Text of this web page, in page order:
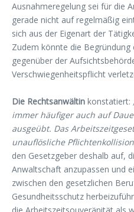
Ausnahmeregelung sei für die
gerade nicht auf regelmäßig
sich aus der Eigenart der
Zudem könnte die
gegenüber der
Verschwiegenheitspflicht
Die Rechtsanwältin konstatiert:
immer häufiger auch auf
ausgeübt. Das
unauflösliche
den Gesetzgeber deshalb auf,
Anwaltschaft anzupassen und
zwischen den gesetzlichen
Gesundheitsschutz